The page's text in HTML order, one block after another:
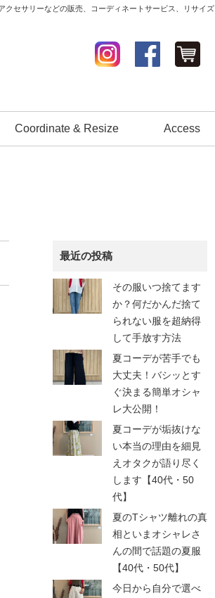
セサリーなどの販売、コーディネートサービス、リサイズ
Coordinate & Resize Access
最近の投稿
その服いつ捨てます
か？何だかんだ捨て
られない服を超納得
して手放す方法
夏コーデが苦手でも
大丈夫！バシッとす
ぐ決まる簡単オシャ
レ大公開！
夏コーデが垢抜けな
い本当の理由を細見
えオタクが語り尽く
します【40代・50
代】
夏のTシャツ離れの真
相といまオシャレさ
んの間で話題の夏服
【40代・50代】
今日から自分で選べ